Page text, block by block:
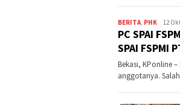
BERITA, PHK 12
PC SPAI
SPAI
Bekasi, KPonline
anggotanya.